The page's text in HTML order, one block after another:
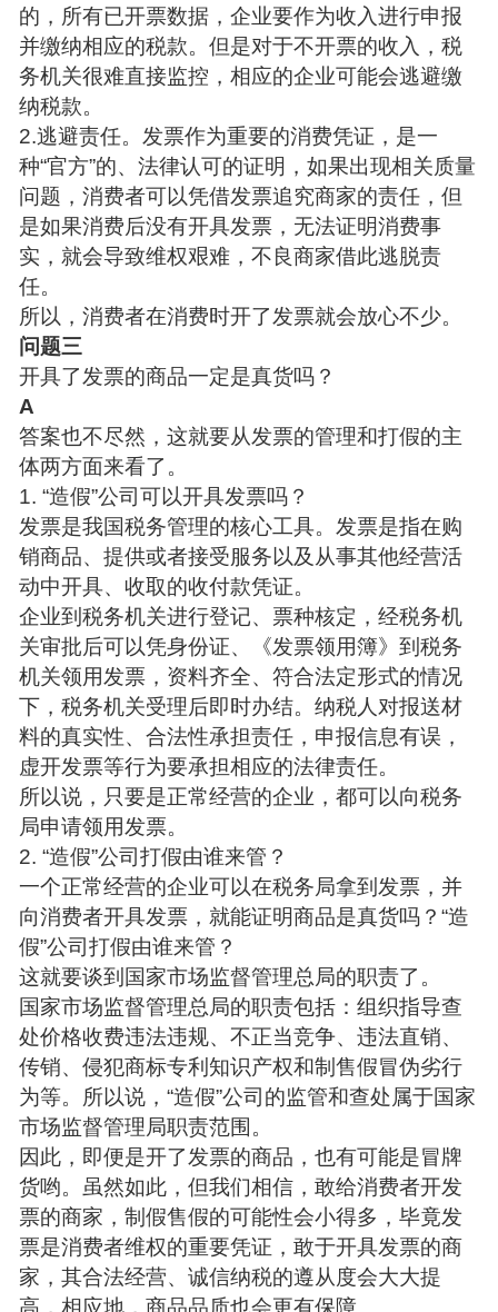
的，所有已开票数据，企业要作为收入进行申报
并缴纳相应的税款。但是对于不开票的收入，税
务机关很难直接监控，相应的企业可能会逃避缴
纳税款。
2.逃避责任。发票作为重要的消费凭证，是一
种“官方”的、法律认可的证明，如果出现相关质量
问题，消费者可以凭借发票追究商家的责任，但
是如果消费后没有开具发票，无法证明消费事
实，就会导致维权艰难，不良商家借此逃脱责
任。
所以，消费者在消费时开了发票就会放心不少。
问题三
开具了发票的商品一定是真货吗？
A
答案也不尽然，这就要从发票的管理和打假的主
体两方面来看了。
1. “造假”公司可以开具发票吗？
发票是我国税务管理的核心工具。发票是指在购
销商品、提供或者接受服务以及从事其他经营活
动中开具、收取的收付款凭证。
企业到税务机关进行登记、票种核定，经税务机
关审批后可以凭身份证、《发票领用簿》到税务
机关领用发票，资料齐全、符合法定形式的情况
下，税务机关受理后即时办结。纳税人对报送材
料的真实性、合法性承担责任，申报信息有误，
虚开发票等行为要承担相应的法律责任。
所以说，只要是正常经营的企业，都可以向税务
局申请领用发票。
2. “造假”公司打假由谁来管？
一个正常经营的企业可以在税务局拿到发票，并
向消费者开具发票，就能证明商品是真货吗？“造
假”公司打假由谁来管？
这就要谈到国家市场监督管理总局的职责了。
国家市场监督管理总局的职责包括：组织指导查
处价格收费违法违规、不正当竞争、违法直销、
传销、侵犯商标专利知识产权和制售假冒伪劣行
为等。所以说，“造假”公司的监管和查处属于国家
市场监督管理局职责范围。
因此，即便是开了发票的商品，也有可能是冒牌
货哟。虽然如此，但我们相信，敢给消费者开发
票的商家，制假售假的可能性会小得多，毕竟发
票是消费者维权的重要凭证，敢于开具发票的商
家，其合法经营、诚信纳税的遵从度会大大提
高，相应地，商品品质也会更有保障。